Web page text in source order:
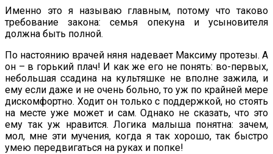
Именно это я называю главным, потому что таково
требование закона: семья опекуна и усыновителя
должна быть полной.
По настоянию врачей няня надевает Максиму протезы. А
он – в горький плач! И как же его не понять: во-первых,
небольшая ссадина на культяшке не вполне зажила, и
ему если даже и не очень больно, то уж по крайней мере
дискомфортно. Ходит он только с поддержкой, но стоять
на месте уже может и сам. Однако не сказать, что это
ему так уж нравится. Логика малыша понятна: зачем,
мол, мне эти мучения, когда я так хорошо, так быстро
умею передвигаться на руках и попке!